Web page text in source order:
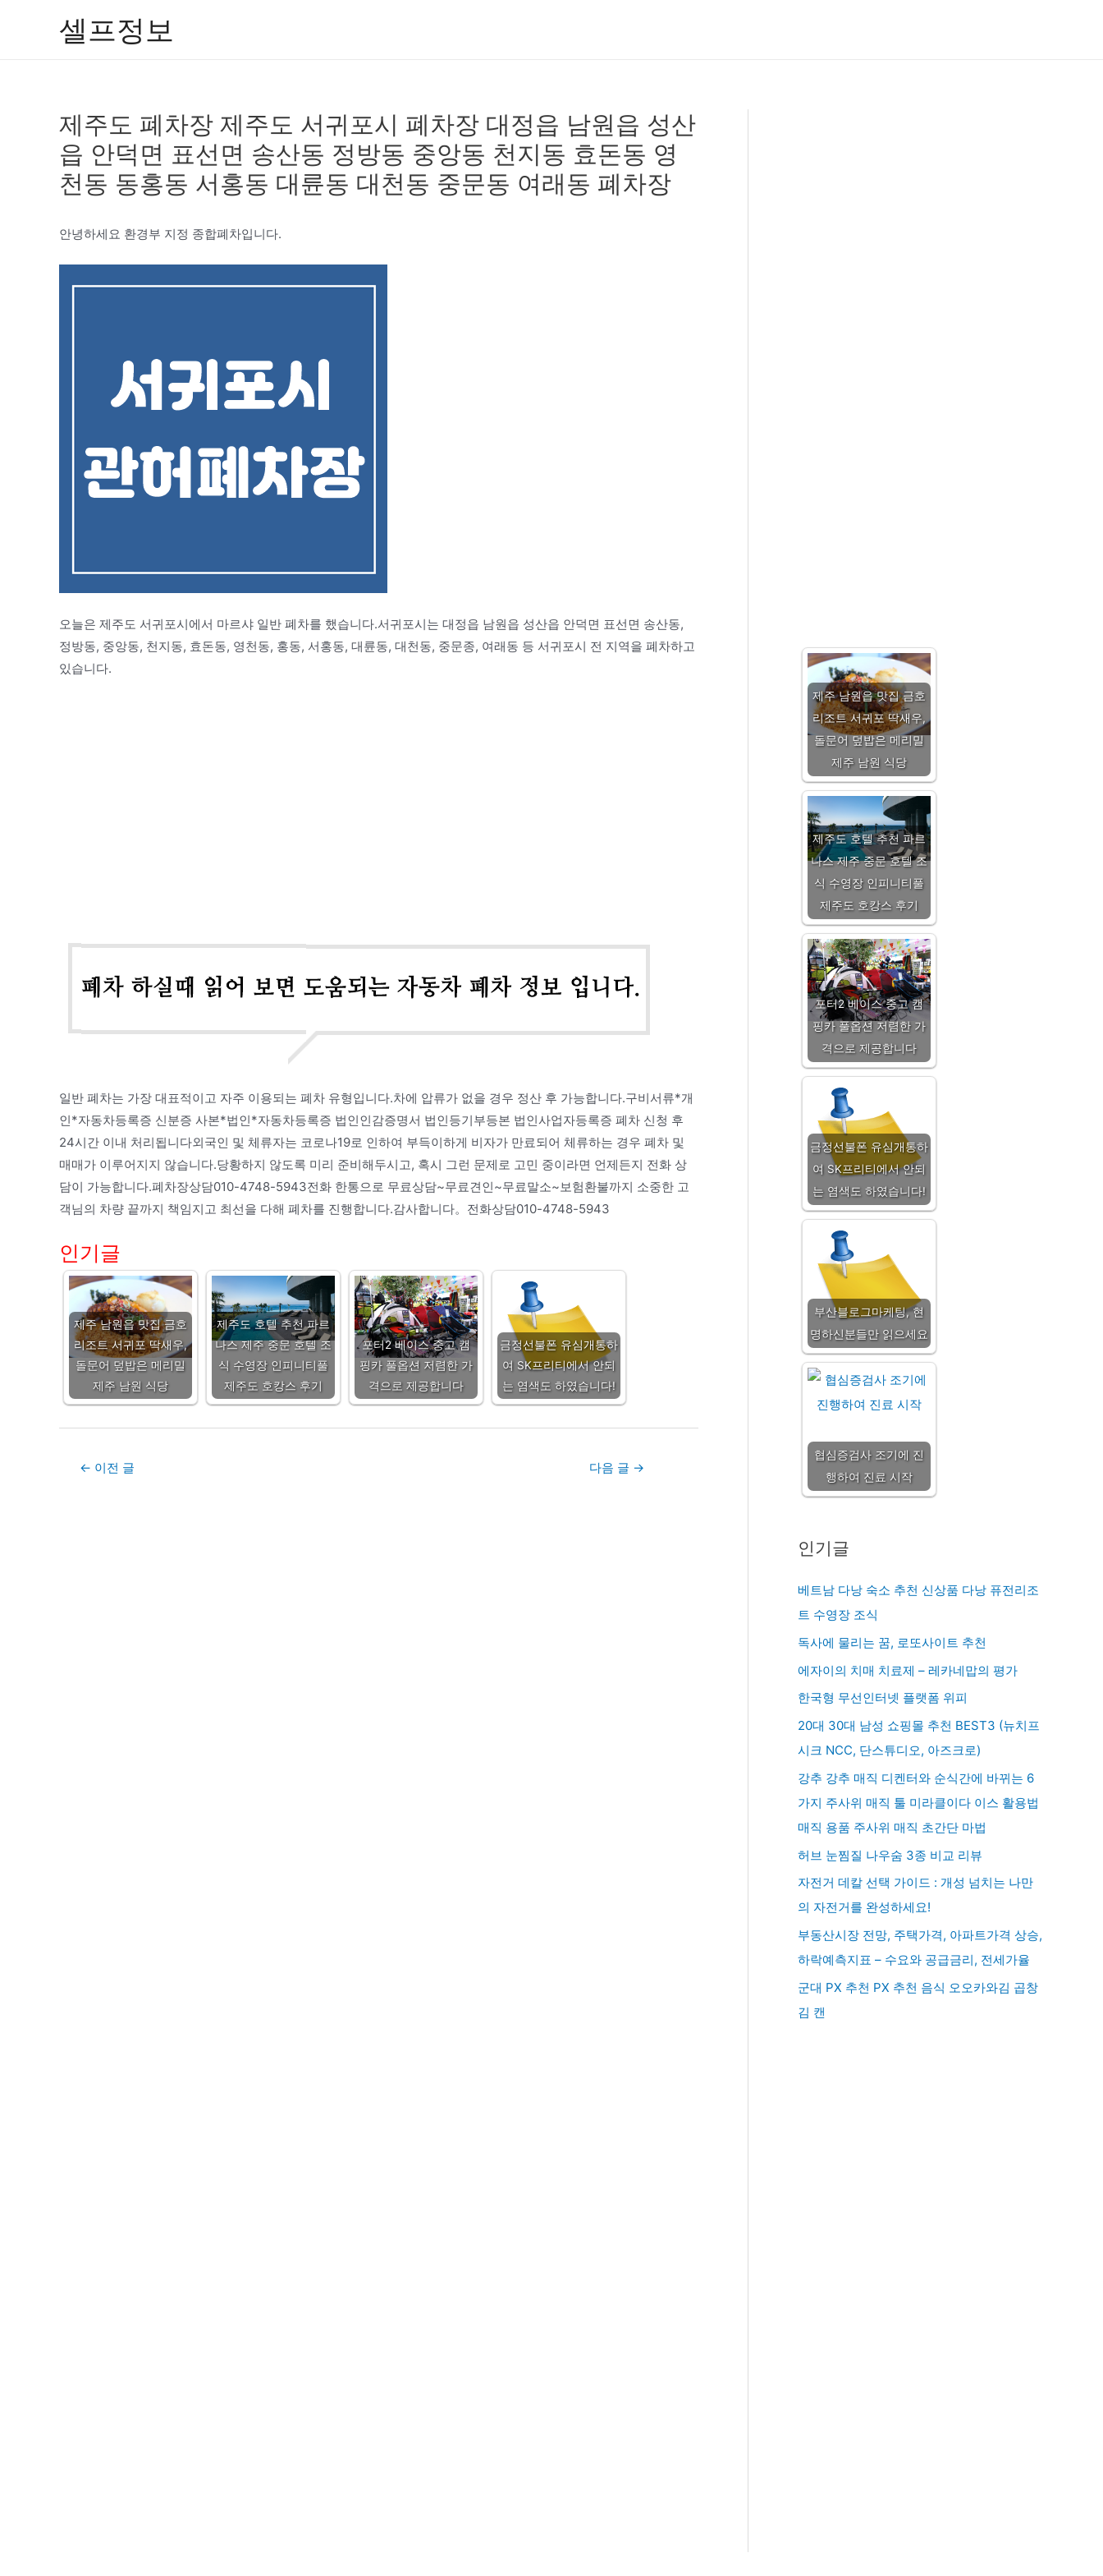
셀프정보
제주도 폐차장 제주도 서귀포시 폐차장 대정읍 남원읍 성산
읍 안덕면 표선면 송산동 정방동 중앙동 천지동 효돈동 영
천동 동홍동 서홍동 대륜동 대천동 중문동 여래동 폐차장
안녕하세요 환경부 지정 종합폐차입니다.
오늘은 제주도 서귀포시에서 마르샤 일반 폐차를 했습니다.서귀포시는 대정읍 남원읍 성산읍 안덕면 표선면 송산동,
정방동, 중앙동, 천지동, 효돈동, 영천동, 홍동, 서홍동, 대륜동, 대천동, 중문종, 여래동 등 서귀포시 전 지역을 폐차하고
있습니다.
일반 폐차는 가장 대표적이고 자주 이용되는 폐차 유형입니다.차에 압류가 없을 경우 정산 후 가능합니다.구비서류*개
인*자동차등록증 신분증 사본*법인*자동차등록증 법인인감증명서 법인등기부등본 법인사업자등록증 폐차 신청 후
24시간 이내 처리됩니다외국인 및 체류자는 코로나19로 인하여 부득이하게 비자가 만료되어 체류하는 경우 폐차 및
매매가 이루어지지 않습니다.당황하지 않도록 미리 준비해두시고, 혹시 그런 문제로 고민 중이라면 언제든지 전화 상
담이 가능합니다.폐차장상담010-4748-5943전화 한통으로 무료상담~무료견인~무료말소~보험환불까지 소중한 고
객님의 차량 끝까지 책임지고 최선을 다해 폐차를 진행합니다.감사합니다。전화상담010-4748-5943
인기글
제주 남원읍 맛집 금호
리조트 서귀포 딱새우,
돌문어 덮밥은 메리밀
제주 남원 식당
제주도 호텔 추천 파르
나스 제주 중문 호텔 조
식 수영장 인피니티풀
제주도 호캉스 후기
포터2 베이스 중고 캠
핑카 풀옵션 저렴한 가
격으로 제공합니다
금정선불폰 유심개통하
여 SK프리티에서 안되
는 염색도 하였습니다!
Post← 이전 글 다음 글 →
제주 남원읍 맛집 금호
리조트 서귀포 딱새우,
돌문어 덮밥은 메리밀
제주 남원 식당
제주도 호텔 추천 파르
나스 제주 중문 호텔 조
식 수영장 인피니티풀
제주도 호캉스 후기
포터2 베이스 중고 캠
핑카 풀옵션 저렴한 가
격으로 제공합니다
금정선불폰 유심개통하
여 SK프리티에서 안되
는 염색도 하였습니다!
부산블로그마케팅, 현
명하신분들만 읽으세요
협심증검사 조기에 진
행하여 진료 시작
인기글
베트남 다낭 숙소 추천 신상품 다낭 퓨전리조
트 수영장 조식
독사에 물리는 꿈, 로또사이트 추천
에자이의 치매 치료제 – 레카네맙의 평가
한국형 무선인터넷 플랫폼 위피
20대 30대 남성 쇼핑몰 추천 BEST3 (뉴치프
시크 NCC, 단스튜디오, 아즈크로)
강추 강추 매직 디켄터와 순식간에 바뀌는 6
가지 주사위 매직 툴 미라클이다 이스 활용법
매직 용품 주사위 매직 초간단 마법
허브 눈찜질 나우숨 3종 비교 리뷰
자전거 데칼 선택 가이드 : 개성 넘치는 나만
의 자전거를 완성하세요!
부동산시장 전망, 주택가격, 아파트가격 상승,
하락예측지표 – 수요와 공급금리, 전세가율
군대 PX 추천 PX 추천 음식 오오카와김 곱창
김 캔